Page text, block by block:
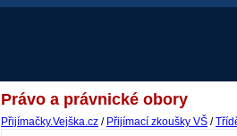
Právo a právnické obory
Přijímačky.Vejška.cz / Přijímací zkoušky VŠ /